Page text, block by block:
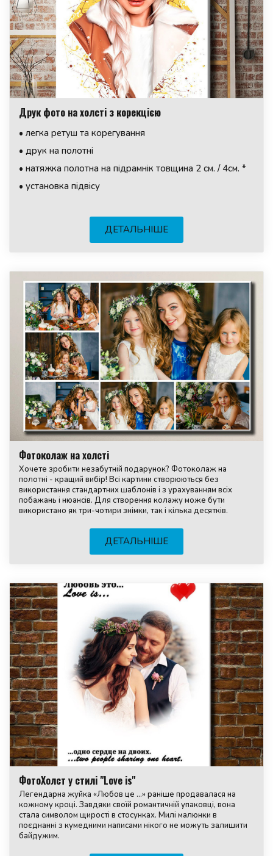
Друк фото на холсті з корекцією
• легка ретуш та корегування
• друк на полотні
• натяжка полотна на підрамнік товщина 2 см. / 4см. *
• установка підвісу
ДЕТАЛЬНІШЕ
Фотоколаж на холсті
Хочете зробити незабутній подарунок? Фотоколаж на
полотні - кращий вибір! Всі картини створюються без
використання стандартних шаблонів і з урахуванням всіх
побажань і нюансів. Для створення колажу може бути
використано як три-чотири знімки, так і кілька десятків.
ДЕТАЛЬНІШЕ
ФотоХолст у стилі "Love is"
Легендарна жуйка «Любов це ...» раніше продавалася на
кожному кроці. Завдяки своїй романтичній упаковці, вона
стала символом щирості в стосунках. Милі малюнки в
поєднанні з кумедними написами нікого не можуть залишити
байдужим.